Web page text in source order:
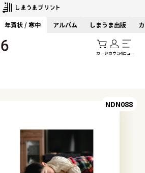
年賀状 / 寒中 アルバム しまうま出版
カートアカウントメニュー
NDN088